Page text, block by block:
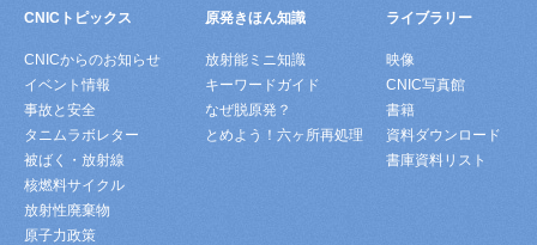
CNICトピックス
CNICからのお知らせ
イベント情報
事故と安全
タニムラボレター
被ばく・放射線
核燃料サイクル
放射性廃棄物
原子力政策
原発きほん知識
放射能ミニ知識
キーワードガイド
なぜ脱原発？
とめよう！六ヶ所再処理
ライブラリー
映像
CNIC写真館
書籍
資料ダウンロード
書庫資料リスト